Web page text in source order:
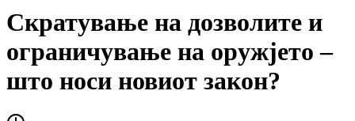
Скратување на дозволите и
ограничување на оружјето –
што носи новиот закон?